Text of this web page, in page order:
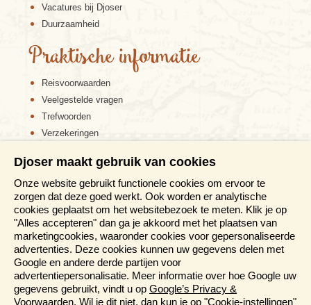
Vacatures bij Djoser
Duurzaamheid
Praktische informatie
Reisvoorwaarden
Veelgestelde vragen
Trefwoorden
Verzekeringen
Disclaimer
Cookiebeleid
Privacy verklaring
Reis en boek met Djoser zekerheid
Meer weten?
Brochure aanvragen
Presentaties en Informatiedagen
Djoser maakt gebruik van cookies
Onze website gebruikt functionele cookies om ervoor te
zorgen dat deze goed werkt. Ook worden er analytische
cookies geplaatst om het websitebezoek te meten. Klik je op
"Alles accepteren" dan ga je akkoord met het plaatsen van
marketingcookies, waaronder cookies voor gepersonaliseerde
advertenties. Deze cookies kunnen uw gegevens delen met
Google en andere derde partijen voor
advertentiepersonalisatie. Meer informatie over hoe Google uw
gegevens gebruikt, vindt u op Google’s Privacy &
Voorwaarden. Wil je dit niet, dan kun je op "Cookie-instellingen"